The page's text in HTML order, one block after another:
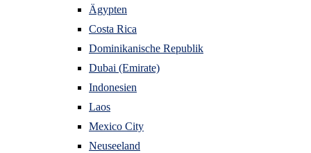
Ägypten
Costa Rica
Dominikanische Republik
Dubai (Emirate)
Indonesien
Laos
Mexico City
Neuseeland